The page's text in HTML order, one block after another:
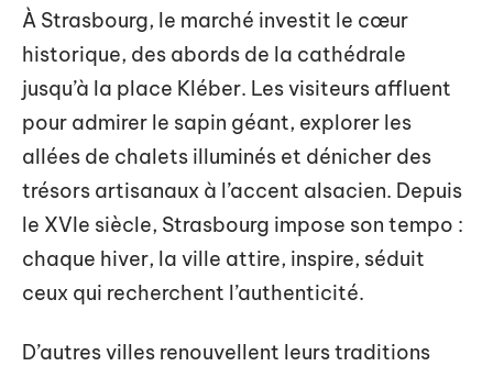
À Strasbourg, le marché investit le cœur
historique, des abords de la cathédrale
jusqu’à la place Kléber. Les visiteurs affluent
pour admirer le sapin géant, explorer les
allées de chalets illuminés et dénicher des
trésors artisanaux à l’accent alsacien. Depuis
le XVIe siècle, Strasbourg impose son tempo :
chaque hiver, la ville attire, inspire, séduit
ceux qui recherchent l’authenticité.
D’autres villes renouvellent leurs traditions